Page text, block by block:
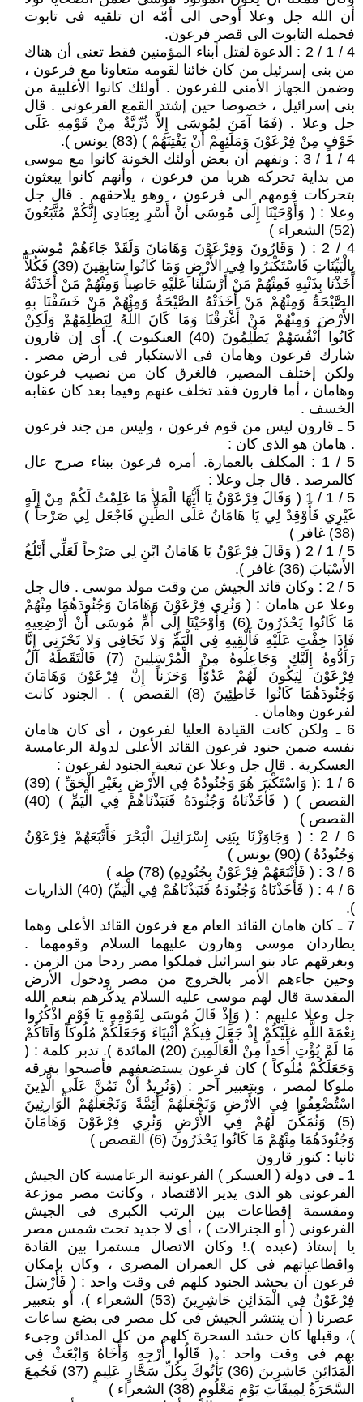
أن الله جل وعلا أوحى الى أمّه ان تلقيه فى تابوت
فحمله التابوت الى قصر فرعون.
4 / 1 / 2 : الدعوة لقتل أبناء المؤمنين فقط تعنى أن هناك
من بنى إسرئيل من كان خائنا لقومه متعاونا مع فرعون ،
وضمن الجهاز الأمنى للفرعون . أولئك كانوا الأغلبية من
بنى إسرائيل ، خصوصا حين إشتد القمع الفرعونى . قال
جل وعلا . (فَمَا آمَنَ لِمُوسَى إِلاَّ ذُرِّيَّةٌ مِنْ قَوْمِهِ عَلَى
خَوْفٍ مِنْ فِرْعَوْنَ وَمَلَئِهِمْ أَنْ يَفْتِنَهُمْ ) (83) يونس ).
4 / 1 / 3 : ونفهم أن بعض أولئك الخونة كانوا مع موسى
من بداية تحركه هربا من فرعون ، وأنهم كانوا يبعثون
بتحركات قومهم الى فرعون ، وهو يلاحقهم . قال جل
وعلا : ( وَأَوْحَيْنَا إِلَى مُوسَى أَنْ أَسْرِ بِعِبَادِي إِنَّكُمْ مُتَّبَعُونَ
(52) الشعراء )
4 / 2 : ( وَقَارُونَ وَفِرْعَوْنَ وَهَامَانَ وَلَقَدْ جَاءَهُمْ مُوسَى
بِالْبَيِّنَاتِ فَاسْتَكْبَرُوا فِي الأَرْضِ وَمَا كَانُوا سَابِقِينَ (39) فَكُلاًّ
أَخَذْنَا بِذَنْبِهِ فَمِنْهُمْ مَنْ أَرْسَلْنَا عَلَيْهِ حَاصِباً وَمِنْهُمْ مَنْ أَخَذَتْهُ
الصَّيْحَةُ وَمِنْهُمْ مَنْ أَخَذَتْهُ الصَّيْحَةُ وَمِنْهُمْ مَنْ خَسَفْنَا بِهِ
الأَرْضَ وَمِنْهُمْ مَنْ أَغْرَقْنَا وَمَا كَانَ اللَّهُ لِيَظْلِمَهُمْ وَلَكِنْ
كَانُوا أَنْفُسَهُمْ يَظْلِمُونَ (40) العنكبوت ). أى إن قارون
شارك فرعون وهامان فى الاستكبار فى أرض مصر .
ولكن إختلف المصير، فالغرق كان من نصيب فرعون
وهامان ، أما قارون فقد تخلف عنهم وفيما بعد كان عقابه
الخسف .
5 ـ قارون ليس من قوم فرعون ، وليس من جند فرعون
. هامان هو الذى كان :
5 / 1 : المكلف بالعمارة. أمره فرعون ببناء صرح عال
كالمرصد . قال جل وعلا :
5 / 1 / 1 ( وَقَالَ فِرْعَوْنُ يَا أَيُّهَا الْمَلأ مَا عَلِمْتُ لَكُمْ مِنْ إِلَهٍ
غَيْرِي فَأَوْقِدْ لِي يَا هَامَانُ عَلَى الطِّينِ فَاجْعَل لِي صَرْحاً )
(38) غافر )
5 / 1 / 2 ( وَقَالَ فِرْعَوْنُ يَا هَامَانُ ابْنِ لِي صَرْحاً لَعَلِّي أَبْلُغُ
الأَسْبَابَ (36) غافر ).
5 / 2 : وكان قائد الجيش من وقت مولد موسى . قال جل
وعلا عن هامان : ( وَنُرِي فِرْعَوْنَ وَهَامَانَ وَجُنُودَهُمَا مِنْهُمْ
مَا كَانُوا يَحْذَرُونَ (6) وَأَوْحَيْنَا إِلَى أُمِّ مُوسَى أَنْ أَرْضِعِيهِ
فَإِذَا خِفْتِ عَلَيْهِ فَأَلْقِيهِ فِي الْيَمِّ وَلا تَخَافِي وَلا تَحْزَنِي إِنَّا
رَادُّوهُ إِلَيْكِ وَجَاعِلُوهُ مِنْ الْمُرْسَلِينَ (7) فَالْتَقَطَهُ آلُ
فِرْعَوْنَ لِيَكُونَ لَهُمْ عَدُوّاً وَحَزَناً إِنَّ فِرْعَوْنَ وَهَامَانَ
وَجُنُودَهُمَا كَانُوا خَاطِئِينَ (8) القصص ) . الجنود كانت
لفرعون وهامان .
6 ـ ولكن كانت القيادة العليا لفرعون ، أى كان هامان
نفسه ضمن جنود فرعون القائد الأعلى لدولة الرعامسة
العسكرية . قال جل وعلا عن تبعية الجنود لفرعون :
6 / 1 :( وَاسْتَكْبَرَ هُوَ وَجُنُودُهُ فِي الأَرْضِ بِغَيْرِ الْحَقِّ ) (39)
القصص ) ( فَأَخَذْنَاهُ وَجُنُودَهُ فَنَبَذْنَاهُمْ فِي الْيَمِّ ) (40)
القصص )
6 / 2 : ( وَجَاوَزْنَا بِبَنِي إِسْرَائِيلَ الْبَحْرَ فَأَتْبَعَهُمْ فِرْعَوْنُ
وَجُنُودُهُ ) (90) يونس )
6 / 3 : ( فَأَتْبَعَهُمْ فِرْعَوْنُ بِجُنُودِهِ) (78) طه )
6 / 4 : ( فَأَخَذْنَاهُ وَجُنُودَهُ فَنَبَذْنَاهُمْ فِي الْيَمِّ) (40) الذاريات
).
7 ـ كان هامان القائد العام مع فرعون القائد الأعلى وهما
يطاردان موسى وهارون عليهما السلام وقومهما .
وبغرقهم عاد بنو اسرائيل فملكوا مصر ردحا من الزمن .
وحين جاءهم الأمر بالخروج من مصر ودخول الأرض
المقدسة قال لهم موسى عليه السلام يذكّرهم بنعم الله
جل وعلا عليهم : ( وَإِذْ قَالَ مُوسَى لِقَوْمِهِ يَا قَوْمِ اذْكُرُوا
نِعْمَةَ اللَّهِ عَلَيْكُمْ إِذْ جَعَلَ فِيكُمْ أَنْبِيَاءَ وَجَعَلَكُمْ مُلُوكاً وَآتَاكُمْ
مَا لَمْ يُؤْتِ أَحَداً مِنْ الْعَالَمِينَ (20) المائدة ). تدبر كلمة : (
وَجَعَلَكُمْ مُلُوكاً ) كان فرعون يستضعفهم فأصبحوا بغرقه
ملوكا لمصر ، وبتعبير آخر : (وَنُرِيدُ أَنْ نَمُنَّ عَلَى الَّذِينَ
اسْتُضْعِفُوا فِي الأَرْضِ وَنَجْعَلَهُمْ أَئِمَّةً وَنَجْعَلَهُمْ الْوَارِثِينَ
(5) وَنُمَكِّنَ لَهُمْ فِي الأَرْضِ وَنُرِي فِرْعَوْنَ وَهَامَانَ
وَجُنُودَهُمَا مِنْهُمْ مَا كَانُوا يَحْذَرُونَ (6) القصص )
ثانيا : كنوز قارون
1 ـ فى دولة ( العسكر ) الفرعونية الرعامسة كان الجيش
الفرعونى هو الذى يدير الاقتصاد ، وكانت مصر موزعة
ومقسمة إقطاعات بين الرتب الكبرى فى الجيش
الفرعونى ( أو الجنرالات ) ، أى لا جديد تحت شمس مصر
يا إستاذ (عبده ).! وكان الاتصال مستمرا بين القادة
واقطاعياتهم فى كل العمران المصرى ، وكان بإمكان
فرعون أن يحشد الجنود كلهم فى وقت واحد : ( فَأَرْسَلَ
فِرْعَوْنُ فِي الْمَدَائِنِ حَاشِرِينَ (53) الشعراء )، أو بتعبير
عصرنا ( أن ينتشر الجيش فى كل مصر فى بضع ساعات
)، وقبلها كان حشد السحرة كلهم من كل المدائن وجىء
بهم فى وقت واحد : ( قَالُوا أَرْجِهِ وَأَخَاهُ وَابْعَثْ فِي
الْمَدَائِنِ حَاشِرِينَ (36) يَأْتُوكَ بِكُلِّ سَحَّارٍ عَلِيمٍ (37) فَجُمِعَ
السَّحَرَةُ لِمِيقَاتِ يَوْمٍ مَعْلُومٍ (38) الشعراء )